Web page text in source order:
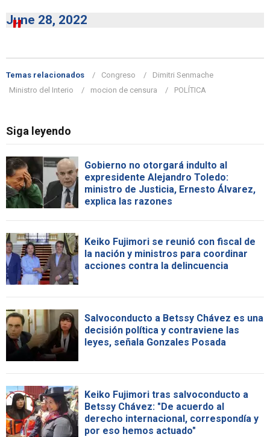
June 28, 2022
Temas relacionados Congreso
Dimitri Senmache
Ministro del Interio
mocion de censura POLÍTICA
Siga leyendo
Gobierno no otorgará indulto al
expresidente Alejandro Toledo:
ministro de Justicia, Ernesto Álvarez,
explica las razones
Keiko Fujimori se reunió con fiscal de
la nación y ministros para coordinar
acciones contra la delincuencia
Salvoconducto a Betssy Chávez es una
decisión política y contraviene las
leyes, señala Gonzales Posada
Keiko Fujimori tras salvoconducto a
Betssy Chávez: "De acuerdo al
derecho internacional, correspondía y
por eso hemos actuado"